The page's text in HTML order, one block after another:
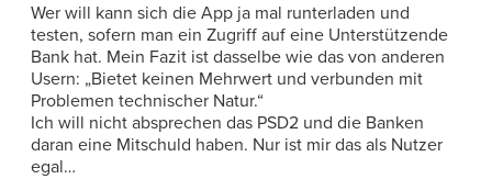
Wer will kann sich die App ja mal runterladen und
testen, sofern man ein Zugriff auf eine Unterstützende
Bank hat. Mein Fazit ist dasselbe wie das von anderen
Usern: „Bietet keinen Mehrwert und verbunden mit
Problemen technischer Natur.“
Ich will nicht absprechen das PSD2 und die Banken
daran eine Mitschuld haben. Nur ist mir das als Nutzer
egal…